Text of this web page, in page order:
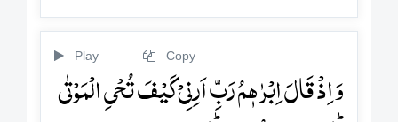
Play Copy
وَ اِذۡ قَالَ اِبۡرٰہٖمُ رَبِّ اَرِنِیۡ کَیۡفَ تُحۡیِ الۡمَوۡتٰی